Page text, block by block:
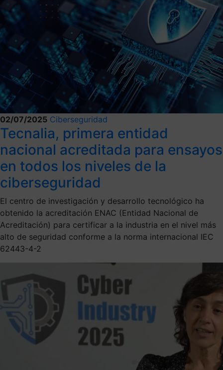
02/07/2025 Ciberseguridad
Tecnalia, primera entidad
nacional acreditada para ensayos
en todos los niveles de la
ciberseguridad
El centro de investigación y desarrollo tecnológico ha
obtenido la acreditación ENAC (Entidad Nacional de
Acreditación) para certificar a la industria en el nivel más
alto de seguridad conforme a la norma internacional IEC
62443-4-2